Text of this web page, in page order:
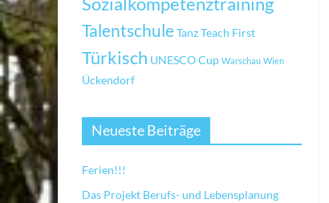
Sozialkompetenztraining
TalentschuleTanzTeach First
Türkisch UNESCO Cup Warschau Wien
Ückendorf
Neueste Beiträge
Ferien!!!
Das Projekt Berufs- und Lebensplanung